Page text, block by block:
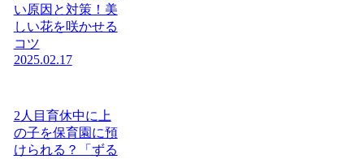
い原因と対策！美
しい花を咲かせる
コツ
2025.02.17
2人目育休中に上
の子を保育園に預
けられる？「ずる